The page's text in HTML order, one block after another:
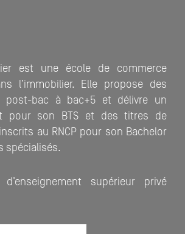
est une école de commerce
l’immobilier. Elle propose des
post-bac à bac+5 et délivre un
pour son BTS et des titres de
au RNCP pour son Bachelor
spécialisés.
d’enseignement supérieur privé